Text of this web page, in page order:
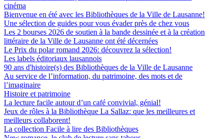
cinéma
Bienvenue en été avec les Bibliothèques de la Ville de Lausanne!
Une sélection de guides pour vous évader près de chez vous
Les 2 bourses 2026 de soutien à la bande dessinée et à la création
littéraire de la Ville de Lausanne ont été décernées
Le Prix du polar romand 2026: découvrez la sélection!
Les labels éditoriaux lausannois
90 ans d'histoire(s) des Bibliothèques de la Ville de Lausanne
Au service de l’information, du patrimoine, des mots et de
l’imaginaire
Histoire et patrimoine
La lecture facile autour d’un café convivial, génial!
Jeux de rôles à la Bibliothèque La Sallaz: que les meilleures et
meilleurs collaborent!
La collection Facile à lire des Bibliothèques